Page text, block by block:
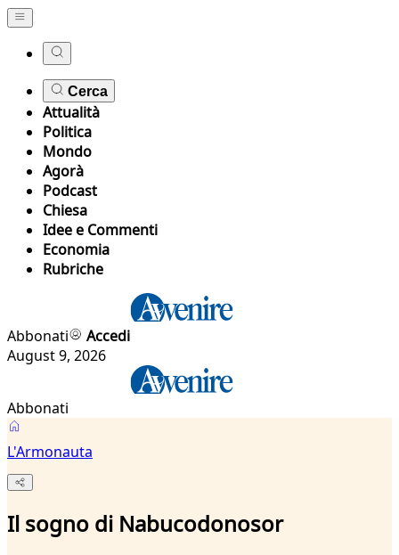
Cerca
Attualità
Politica
Mondo
Agorà
Podcast
Chiesa
Idee e Commenti
Economia
Rubriche
Abbonati
Accedi
August 9, 2026
Abbonati
L'Armonauta
Il sogno di Nabucodonosor